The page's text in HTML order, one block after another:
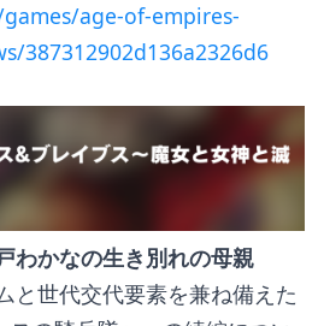
age-of-empires-
387312902d136a2326d6
わかなの生き別れの母親
と世代交代要素を兼ね備えた